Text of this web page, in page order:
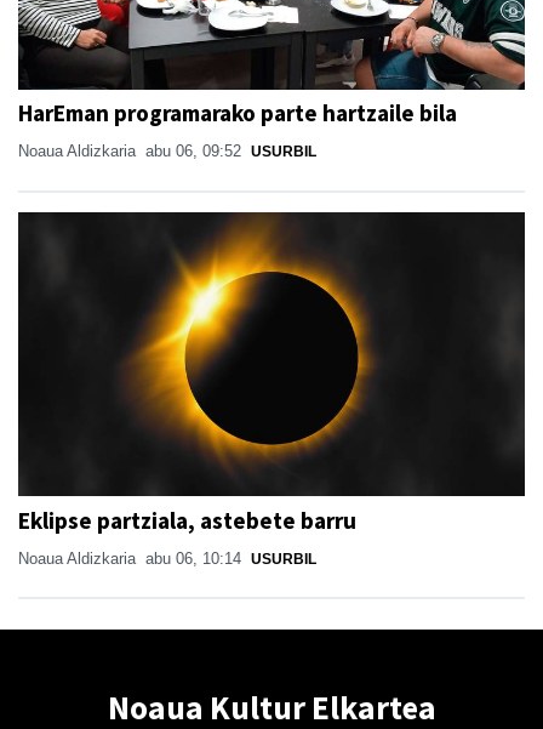
HarEman programarako parte hartzaile bila
Noaua Aldizkaria abu 06, 09:52 USURBIL
Eklipse partziala, astebete barru
Noaua Aldizkaria abu 06, 10:14 USURBIL
Noaua Kultur Elkartea